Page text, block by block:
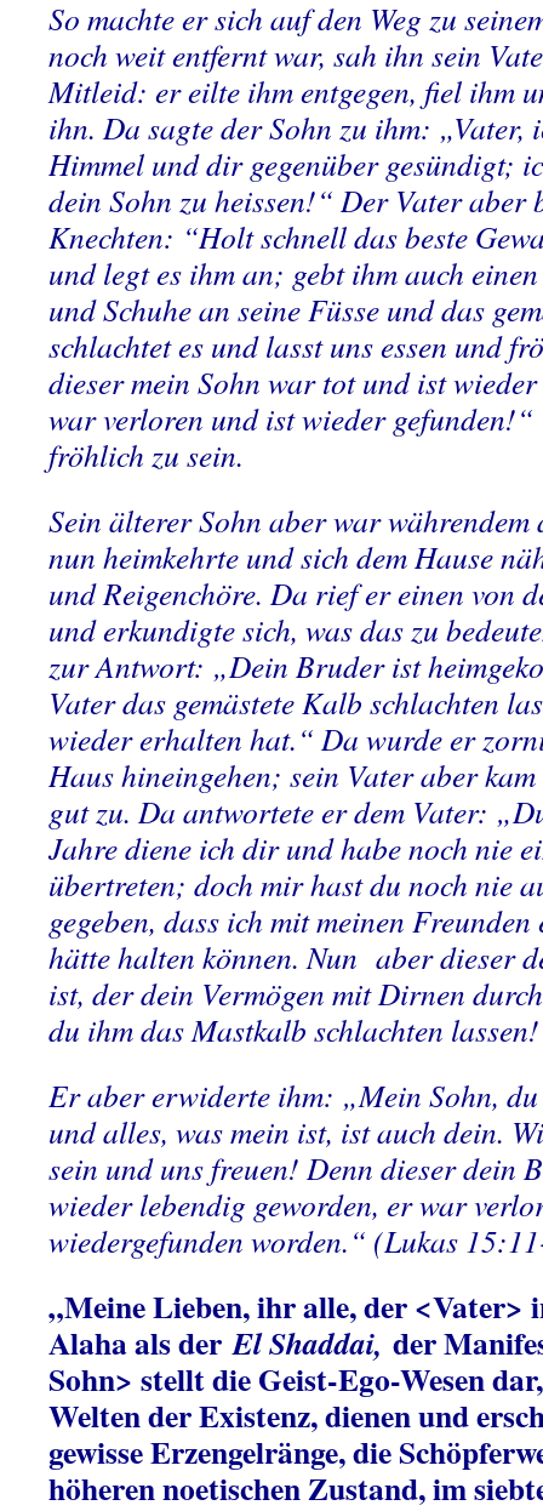
So machte er sich auf den Weg zu
noch weit entfernt war, sah ihn sein
Mitleid: er eilte ihm entgegen, fiel ihm
ihn. Da sagte der Sohn zu ihm: „Vater,
Himmel und dir gegenüber gesündigt;
dein Sohn zu heissen!“ Der Vater aber
Knechten: “Holt schnell das beste
und legt es ihm an; gebt ihm auch
und Schuhe an seine Füsse und das
schlachtet es und lasst uns essen und
dieser mein Sohn war tot und ist
war verloren und ist wieder gefunden!“
fröhlich zu sein.
Sein älterer Sohn aber war währendem
nun heimkehrte und sich dem Hause
und Reigenchöre. Da rief er einen von
und erkundigte sich, was das zu
zur Antwort: „Dein Bruder ist
Vater das gemästete Kalb schlachten
wieder erhalten hat.“ Da wurde er
Haus hineingehen; sein Vater aber
gut zu. Da antwortete er dem Vater:
Jahre diene ich dir und habe noch nie
übertreten; doch mir hast du noch nie
gegeben, dass ich mit meinen
hätte halten können. Nun aber dieser
ist, der dein Vermögen mit Dirnen
du ihm das Mastkalb schlachten
Er aber erwiderte ihm: „Mein Sohn,
und alles, was mein ist, ist auch dein.
sein und uns freuen! Denn dieser dein
wieder lebendig geworden, er war
wiedergefunden worden.“ (Lukas
„Meine Lieben, ihr alle, der <Vater>
Alaha als derEl Shaddai, der
Sohn> stellt die Geist-Ego-Wesen
Welten der Existenz, dienen und
gewisse Erzengelränge, die
höheren noetischen Zustand, im